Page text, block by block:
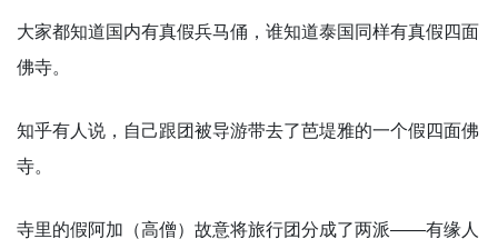
大家都知道国内有真假兵马俑，谁知道泰国同样有真假四面
佛寺。
知乎有人说，自己跟团被导游带去了芭堤雅的一个假四面佛
寺。
寺里的假阿加（高僧）故意将旅行团分成了两派——有缘人